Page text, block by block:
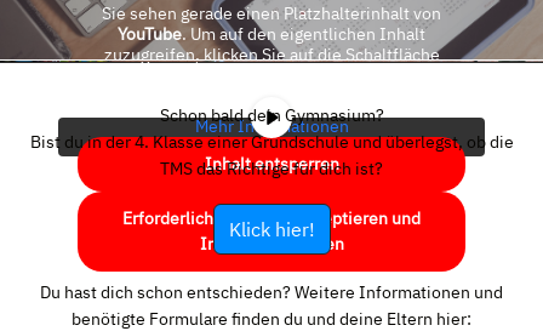
Sie sehen gerade einen Platzhalterinhalt von
YouTube. Um auf den eigentlichen Inhalt
zuzugreifen, klicken Sie auf die Schaltfläche
Mehr Informationen
Inhalt entsperren
Erforderlichen Service akzeptieren und
Inhalte entsperren
Schon bald dein Gymnasium?
Bist du in der 4. Klasse einer Grundschule und überlegst, ob die
TMS das Richtige für dich ist?
Klick hier!
Du hast dich schon entschieden? Weitere Informationen und
benötigte Formulare finden du und deine Eltern hier: